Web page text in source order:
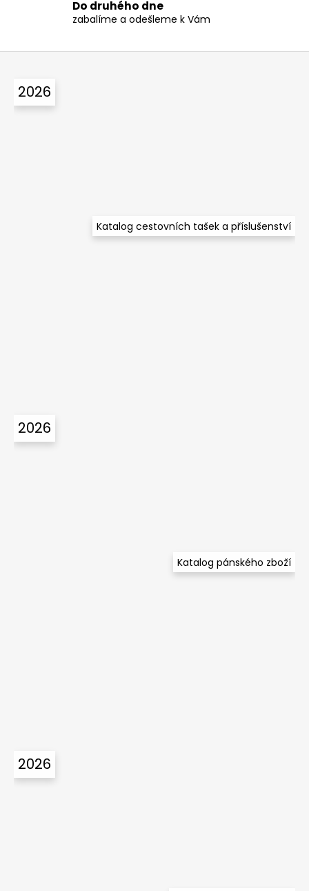
p
i
u
Do druhého dne
zabalíme a odešleme k Vám
2026
Katalog cestovních tašek a příslušenství
2026
Katalog pánského zboží
2026